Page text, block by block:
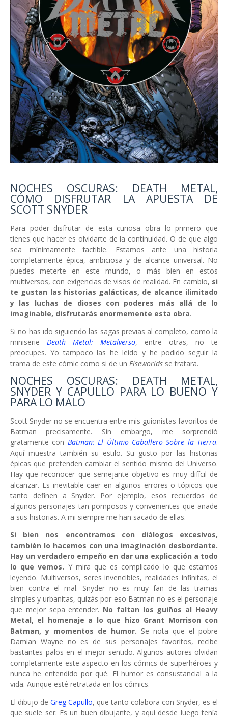
NOCHES OSCURAS: DEATH METAL,
CÓMO DISFRUTAR LA APUESTA DE
SCOTT SNYDER
Para poder disfrutar de esta curiosa obra lo primero que
tienes que hacer es olvidarte de la continuidad. O de que algo
sea mínimamente factible. Estamos ante una historia
completamente épica, ambiciosa y de alcance universal. No
puedes meterte en este mundo, o más bien en estos
multiversos, con exigencias de visos de realidad. En cambio, si
te gustan las historias galácticas, de alcance ilimitado
y las luchas de dioses con poderes más allá de lo
imaginable, disfrutarás enormemente esta obra.
Si no has ido siguiendo las sagas previas al completo, como la
miniserie Death Metal: Metalverso, entre otras, no te
preocupes. Yo tampoco las he leído y he podido seguir la
trama de este cómic como si de un Elseworlds se tratara.
NOCHES OSCURAS: DEATH METAL,
SNYDER Y CAPULLO PARA LO BUENO Y
PARA LO MALO
Scott Snyder no se encuentra entre mis guionistas favoritos de
Batman precisamente. Sin embargo, me sorprendió
gratamente con Batman: El Último Caballero Sobre la Tierra.
Aquí muestra también su estilo. Su gusto por las historias
épicas que pretenden cambiar el sentido mismo del Universo.
Hay que reconocer que semejante objetivo es muy difícil de
alcanzar. Es inevitable caer en algunos errores o tópicos que
tanto definen a Snyder. Por ejemplo, esos recuerdos de
algunos personajes tan pomposos y convenientes que añade
a sus historias. A mi siempre me han sacado de ellas.
Si bien nos encontramos con diálogos excesivos,
también lo hacemos con una imaginación desbordante.
Hay un verdadero empeño en dar una explicación a todo
lo que vemos. Y mira que es complicado lo que estamos
leyendo. Multiversos, seres invencibles, realidades infinitas, el
bien contra el mal. Snyder no es muy fan de las tramas
simples y urbanitas, quizás por eso Batman no es el personaje
que mejor sepa entender. No faltan los guiños al Heavy
Metal, el homenaje a lo que hizo Grant Morrison con
Batman, y momentos de humor. Se nota que el pobre
Damian Wayne no es de sus personajes favoritos, recibe
bastantes palos en el mejor sentido. Algunos autores olvidan
completamente este aspecto en los cómics de superhéroes y
nunca he entendido por qué. El humor es consustancial a la
vida. Aunque esté retratada en los cómics.
El dibujo de Greg Capullo, que tanto colabora con Snyder, es el
que suele ser. Es un buen dibujante, y aquí desde luego tenía